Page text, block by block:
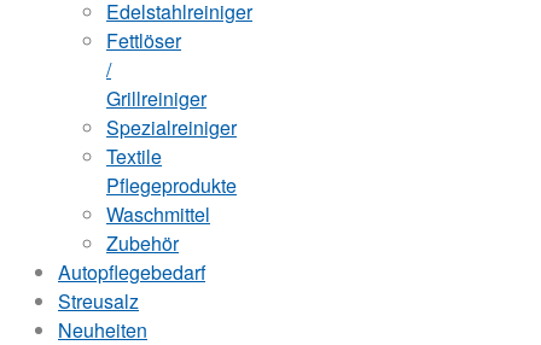
Edelstahlreiniger
Fettlöser
/
Grillreiniger
Spezialreiniger
Textile
Pflegeprodukte
Waschmittel
Zubehör
Autopflegebedarf
Streusalz
Neuheiten